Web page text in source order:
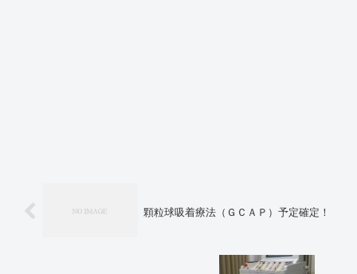
顆粒球吸着療法（ＧＣＡＰ）予定確定！